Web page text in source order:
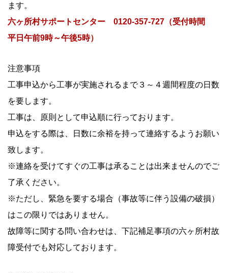
ます。
六ヶ所村サポートセンター 0120-357-727（受付時間
平日午前9時～午後5時）
注意事項
工事申込から工事が実施されるまで３～４週間程度の日数
を要します。
工事は、原則として申込順に行っております。
申込をする際は、日数に余裕を持って連絡するようお願い
致します。
※連絡を受けてすぐの工事は承ることは出来ませんのでご
了承ください。
※ただし、緊急を要する場合（事故等に伴う設備の破損）
はこの限りではありません。
故障等に関する問い合わせは、下記補足事項の六ヶ所村故
障受付でも対応しております。